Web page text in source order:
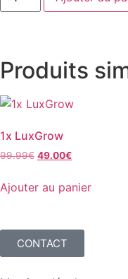
Produits
1x LuxGrow
99.99€ 49.00€
Ajouter au panier
CONTACT